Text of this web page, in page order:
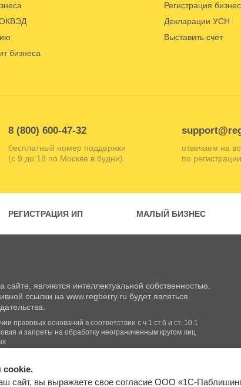
ОКВЭД
бизнеса
Регистрация
Декларации УСН
Выставить счёт
8 (800) 600-47-32
бесплатный номер поддержки
(с 9 до 18 по Москве в будни)
отвечаем на
по
РЕГИСТРАЦИЯ ИП МАЛЫЙ БИЗНЕС
являются интеллектуальной собственностью.
ссылки на www.regberry.ru будет являться
правовых оснований в соответствии с ч.1 ст.6 и ст. 10.1
и запреты на обработку неограниченным кругом лиц
Входим в группу
сайт, вы выражаете свое согласие ООО «1С-